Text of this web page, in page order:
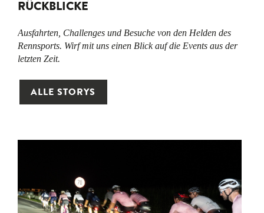
RÜCKBLICKE
Ausfahrten, Challenges und Besuche von den Helden des
Rennsports. Wirf mit uns einen Blick auf die Events aus der
letzten Zeit.
ALLE STORYS